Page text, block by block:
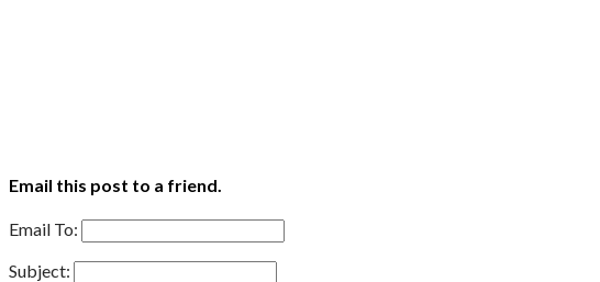
Email this post to a friend.
Email To:
Subject: